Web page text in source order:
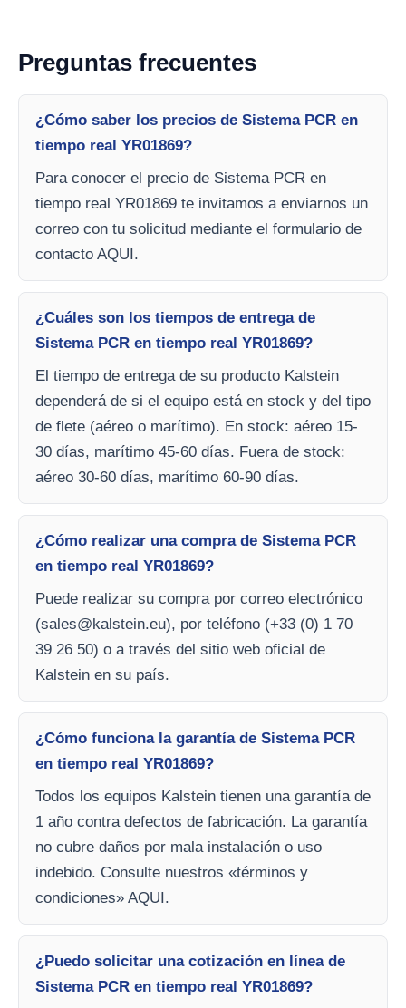
Preguntas frecuentes
¿Cómo saber los precios de Sistema PCR en
tiempo real YR01869?
Para conocer el precio de Sistema PCR en
tiempo real YR01869 te invitamos a enviarnos un
correo con tu solicitud mediante el formulario de
contacto AQUI.
¿Cuáles son los tiempos de entrega de
Sistema PCR en tiempo real YR01869?
El tiempo de entrega de su producto Kalstein
dependerá de si el equipo está en stock y del tipo
de flete (aéreo o marítimo). En stock: aéreo 15-
30 días, marítimo 45-60 días. Fuera de stock:
aéreo 30-60 días, marítimo 60-90 días.
¿Cómo realizar una compra de Sistema PCR
en tiempo real YR01869?
Puede realizar su compra por correo electrónico
(sales@kalstein.eu), por teléfono (+33 (0) 1 70
39 26 50) o a través del sitio web oficial de
Kalstein en su país.
¿Cómo funciona la garantía de Sistema PCR
en tiempo real YR01869?
Todos los equipos Kalstein tienen una garantía de
1 año contra defectos de fabricación. La garantía
no cubre daños por mala instalación o uso
indebido. Consulte nuestros «términos y
condiciones» AQUI.
¿Puedo solicitar una cotización en línea de
Sistema PCR en tiempo real YR01869?